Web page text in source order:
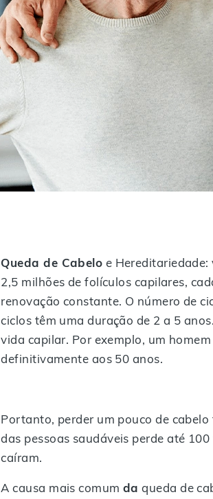
Queda de Cabelo e Hereditariedade:
2,5 milhões de folículos capilares,
renovação constante. O número de
ciclos têm uma duração de 2 a 5
vida capilar. Por exemplo, um
definitivamente aos 50 anos.
Portanto, perder um pouco de
das pessoas saudáveis perde até
caíram.
A causa mais comumda queda de